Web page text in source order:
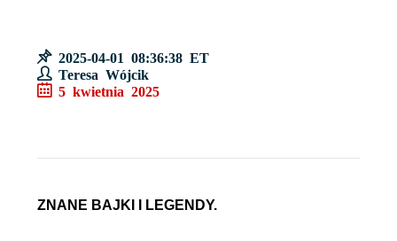
2025-04-01 08:36:38 ET
Teresa Wójcik
5 kwietnia 2025
ZNANE BAJKI I LEGENDY.